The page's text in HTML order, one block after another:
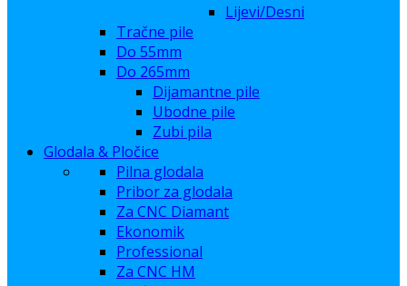
Lijevi/Desni
Tračne pile
Do 55mm
Do 265mm
Dijamantne pile
Ubodne pile
Zubi pila
Glodala & Pločice
Pilna glodala
Pribor za glodala
Za CNC Diamant
Ekonomik
Professional
Za CNC HM